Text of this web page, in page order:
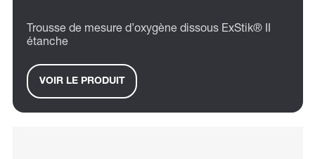
Trousse de mesure d’oxygène dissous ExStik® II
étanche
VOIR LE PRODUIT